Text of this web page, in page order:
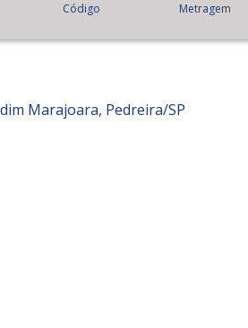
Código Metragem
Marajoara, Pedreira/SP